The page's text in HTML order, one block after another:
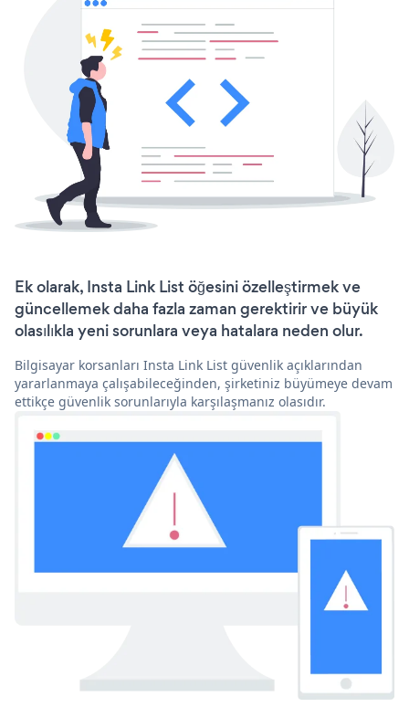
Ek olarak, Insta Link List öğesini özelleştirmek ve
güncellemek daha fazla zaman gerektirir ve büyük
olasılıkla yeni sorunlara veya hatalara neden olur.
Bilgisayar korsanları Insta Link List güvenlik açıklarından
yararlanmaya çalışabileceğinden, şirketiniz büyümeye devam
ettikçe güvenlik sorunlarıyla karşılaşmanız olasıdır.